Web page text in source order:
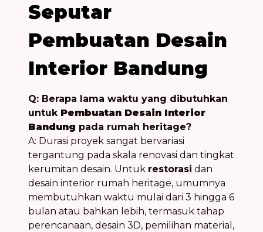
Seputar
Pembuatan Desain
Interior Bandung
Q: Berapa lama waktu yang dibutuhkan
untuk Pembuatan Desain Interior
Bandung pada rumah heritage?
A: Durasi proyek sangat bervariasi
tergantung pada skala renovasi dan tingkat
kerumitan desain. Untuk restorasi dan
desain interior rumah heritage, umumnya
membutuhkan waktu mulai dari 3 hingga 6
bulan atau bahkan lebih, termasuk tahap
perencanaan, desain 3D, pemilihan material,